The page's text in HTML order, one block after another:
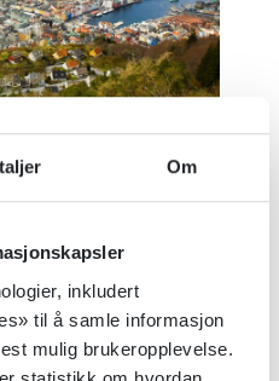
Om
inkludert
til å samle informasjon
mulig brukeropplevelse.
|Sist oppdatert 30.
viser blant